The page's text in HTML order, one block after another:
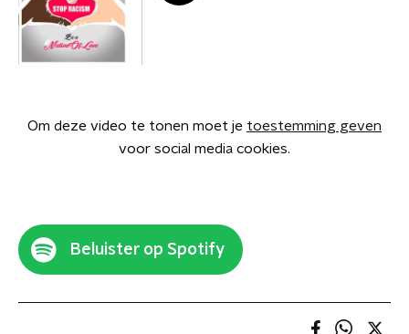
Om deze video te tonen moet je toestemming geven
voor social media cookies.
Beluister op Spotify